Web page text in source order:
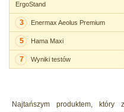
ErgoStand
3 Enermax Aeolus Premium
5 Hama Maxi
7 Wyniki testów
Najtańszym produktem, który